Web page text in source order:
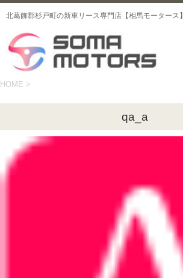
北葛飾郡杉戸町の新車リース専門店【相馬モータース】
HOME >
qa_a